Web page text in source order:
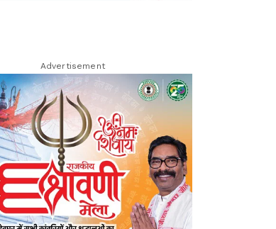
Advertisement